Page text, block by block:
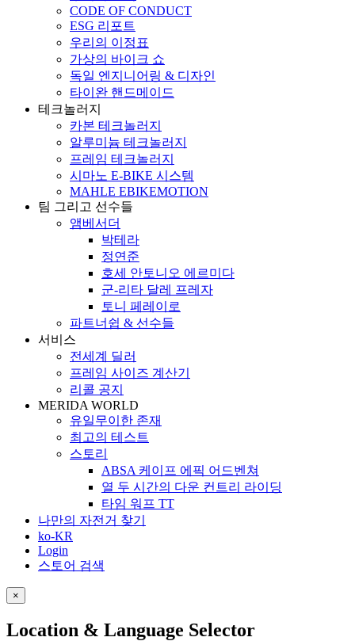
CODE OF CONDUCT
ESG 리포트
우리의 이정표
가상의 바이크 쇼
독일 엔지니어링 & 디자인
타이완 핸드메이드
테크놀러지
카본 테크놀러지
알루미늄 테크놀러지
프레임 테크놀러지
시마노 E-BIKE 시스템
MAHLE EBIKEMOTION
팀 그리고 선수들
앰베서더
박테라
정연준
호세 안토니오 에르미다
군-리타 달레 프레자
토니 페레이로
파트너쉽 & 선수들
서비스
전세계 딜러
프레임 사이즈 계산기
리콜 공지
MERIDA WORLD
유일무이한 존재
최고의 테스트
스토리
ABSA 케이프 에픽 어드벤쳐
열 두 시간의 다운 컨트리 라이딩
타임 워프 TT
나만의 자전거 찾기
ko-KR
Login
스토어 검색
×
Location & Language Selector